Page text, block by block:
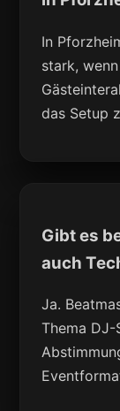
In
stark,
das Setup
Gibt es
auch
Ja.
Thema DJ-